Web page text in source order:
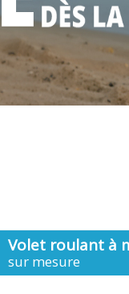
Volet roulant à
sur mesure